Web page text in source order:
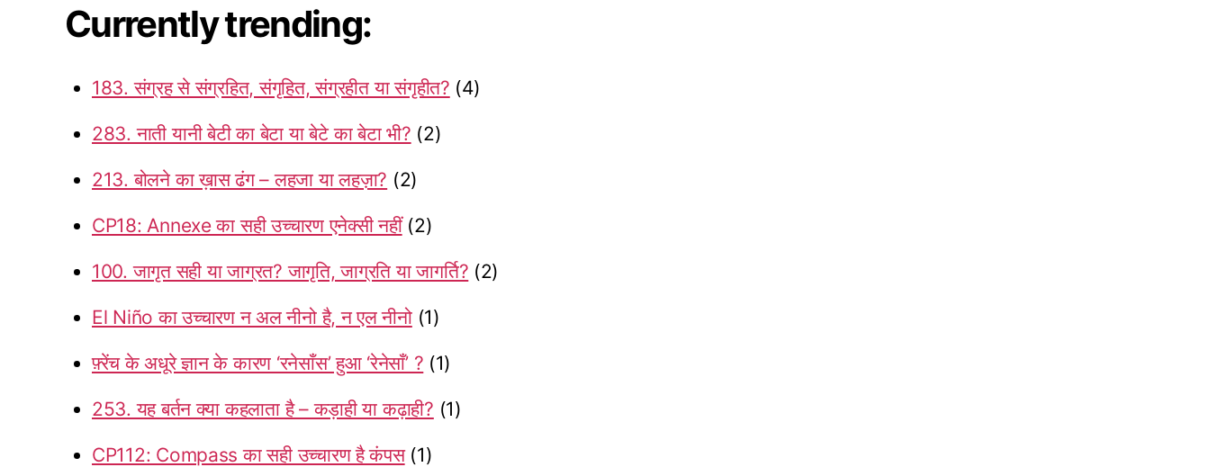
Currently trending:
183. संग्रह से संग्रहित, संगृहित, संग्रहीत या संगृहीत? (4)
283. नाती यानी बेटी का बेटा या बेटे का बेटा भी? (2)
213. बोलने का ख़ास ढंग – लहजा या लहज़ा? (2)
CP18: Annexe का सही उच्चारण एनेक्सी नहीं (2)
100. जागृत सही या जाग्रत? जागृति, जाग्रति या जागर्ति? (2)
El Niño का उच्चारण न अल नीनो है, न एल नीनो (1)
फ़्रेंच के अधूरे ज्ञान के कारण ‘रनेसाँस’ हुआ ‘रेनेसाँ’ ? (1)
253. यह बर्तन क्या कहलाता है – कड़ाही या कढ़ाही? (1)
CP112: Compass का सही उच्चारण है कंपस (1)